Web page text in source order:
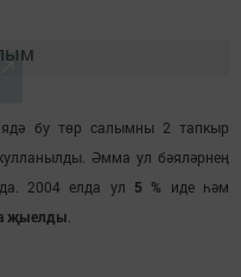
бу төр салымны 2 тапкыр
Әмма ул бәяләрнеӊ
2004 елда ул 5 % иде һәм
җыелды.